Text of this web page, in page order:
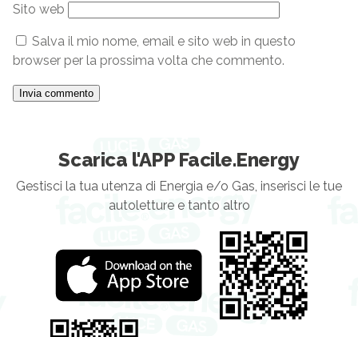
Sito web
Salva il mio nome, email e sito web in questo
browser per la prossima volta che commento.
Scarica l'APP Facile.Energy
Gestisci la tua utenza di Energia e/o Gas, inserisci le tue
autoletture e tanto altro